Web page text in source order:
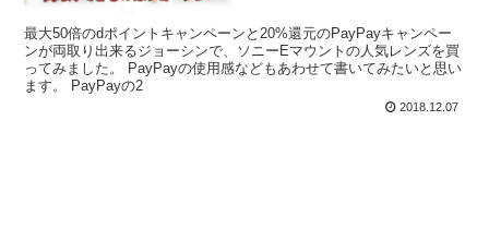
最大50倍のdポイントキャンペーンと20%還元のPayPayキャンペー
ンが両取り出来るジョーシンで、ソニーEマウントの人気レンズを買
ってみました。 PayPayの使用感などもあわせて書いてみたいと思い
ます。 PayPayの2
2018.12.07